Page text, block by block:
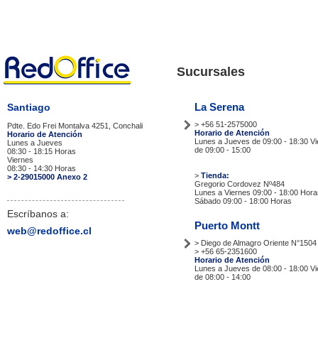
Santiago
Pdte. Edo Frei Montalva 4251, Conchali
Horario de Atención
Lunes a Jueves
08:30 - 18:15 Horas
Viernes
08:30 - 14:30 Horas
> 2-29015000 Anexo 2
Escríbanos a:
web@redoffice.cl
Sucursales
La Serena
> +56 51-2575000
Horario de Atención
Lunes a Jueves de 09:00 - 18:30
de 09:00 - 15:00
> Tienda:
Gregorio Cordovez Nº484
Lunes a Viernes 09:00 - 18:00
Sábado 09:00 - 18:00 Horas
Puerto Montt
> Diego de Almagro Oriente N°1504
> +56 65-2351600
Horario de Atención
Lunes a Jueves de 08:00 - 18:00
de 08:00 - 14:00